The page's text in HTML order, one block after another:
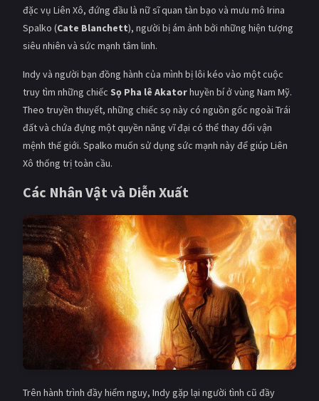
đặc vụ Liên Xô, đứng đầu là nữ sĩ quan tàn bạo và mưu mô Irina
Spalko (Cate Blanchett), người bị ám ảnh bởi những hiện tượng
siêu nhiên và sức mạnh tâm linh.
Indy và người bạn đồng hành của mình bị lôi kéo vào một cuộc
truy tìm những chiếc Sọ Pha lê Akatorhuyền bí ở vùng Nam Mỹ.
Theo truyền thuyết, những chiếc sọ này có nguồn gốc ngoài Trái
đất và chứa đựng một quyền năng vĩ đại có thể thay đổi vận
mệnh thế giới. Spalko muốn sử dụng sức mạnh này để giúp Liên
Xô thống trị toàn cầu.
Các Nhân Vật và Diễn Xuất
Trên hành trình đầy hiểm nguy, Indy gặp lại người tình cũ đầy